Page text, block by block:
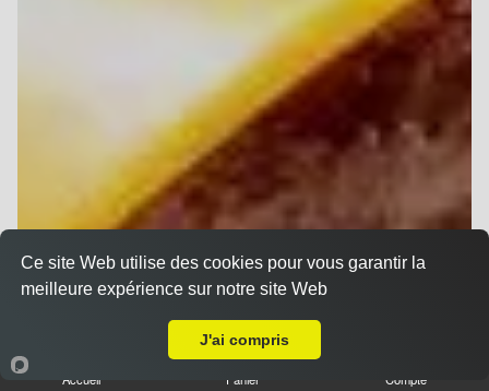
Accueil Panier Compte
Ce site Web utilise des cookies pour vous garantir la
meilleure expérience sur notre site Web
J'ai compris